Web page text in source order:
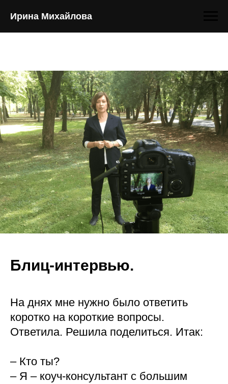
Ирина Михайлова
Блиц-интервью.
На днях мне нужно было ответить
коротко на короткие вопросы.
Ответила. Решила поделиться. Итак:
– Кто ты?
– Я – коуч-консультант с большим